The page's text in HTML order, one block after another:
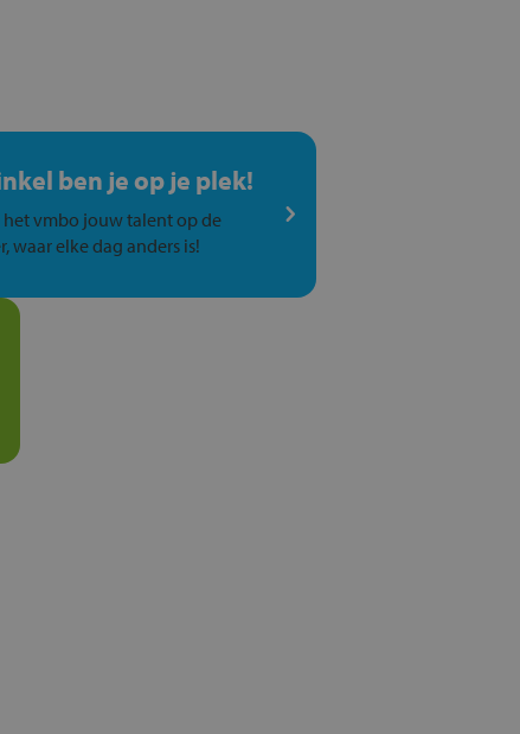
ben je op je plek!
vmbo jouw talent op de
waar elke dag anders is!